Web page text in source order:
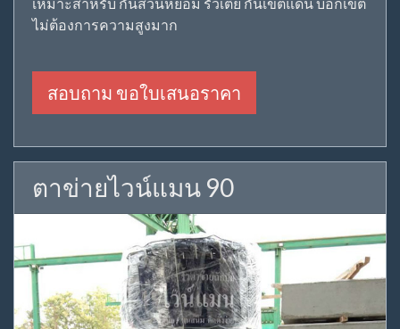
ไม่ต้องการความสูงมาก
สอบถาม ขอใบเสนอราคา
ตาข่ายไวน์แมน 90